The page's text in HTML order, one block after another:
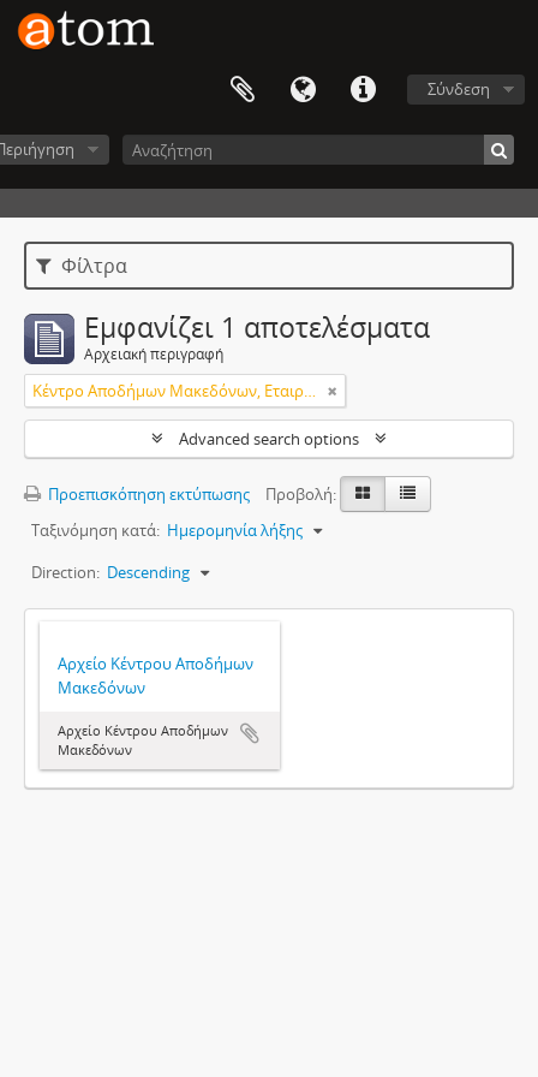
Σύνδεση
Φίλτρα
Εμφανίζει 1 αποτελέσματα
Αρχειακή περιγραφή
Κέντρο Αποδήμων Μακεδόνων, Εταιρεία Μακεδονικών Σπουδών.
Advanced search options
Προεπισκόπηση εκτύπωσης
Προβολή:
Ταξινόμηση κατά: Ημερομηνία λήξης
Direction: Descending
Αρχείο Κέντρου Αποδήμων
Μακεδόνων
Αρχείο Κέντρου Αποδήμων
Μακεδόνων